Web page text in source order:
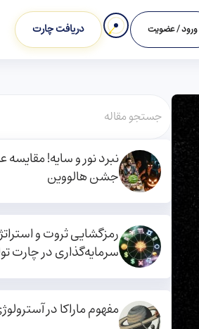
ورود / عضویت دریافت چارت
نبرد نور و سایه! مقایسه
جشن هالووین
رمزگشایی ثروت و
سرمایه‌گذاری در چارت
مفهوم ماراکا در